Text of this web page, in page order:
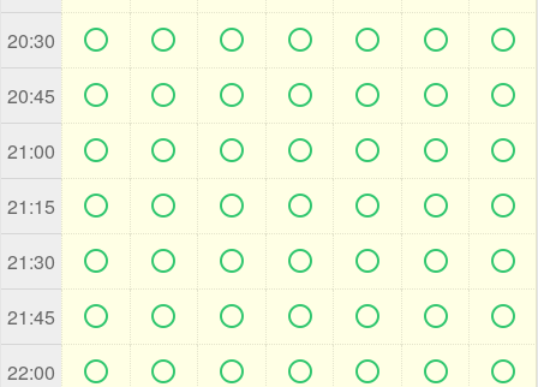
20:30       
20:45       
21:00       
21:15       
21:30       
21:45       
22:00       